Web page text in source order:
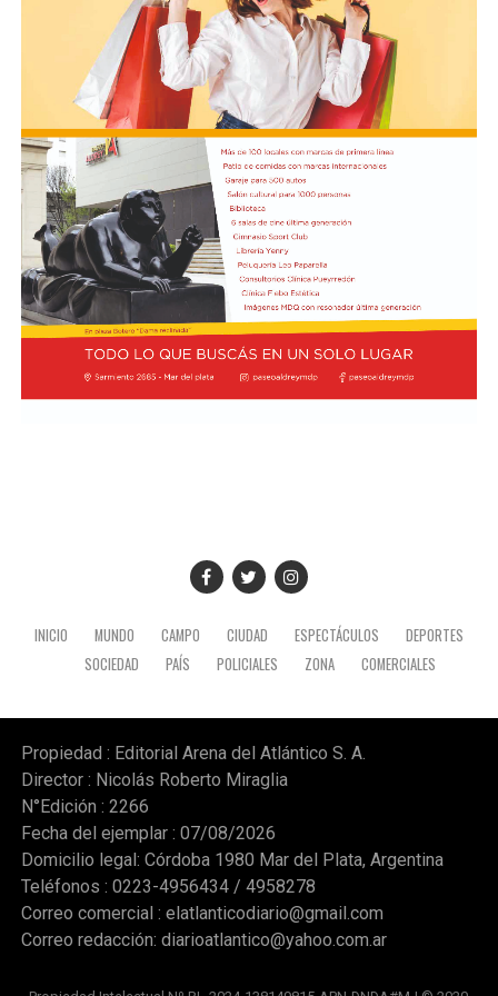
todos los sectores sociales detrás un mismo objetivo,
que este año se enmarca bajo el lema “Puentes hacia el
Bien Común”. Además, valoró la predisposición de CAME
en participar de la Semana Social 2026, que tendrá lugar
del 4 al 6 de septiembre en la ciudad de Córdoba, así
como en torno a la próxima visita del Sumo Pontífice.
Por último, el secretario de Hacienda de CAME, Blas
Taladrid, subrayó la importancia de la realización de la
Semana Social, que anualmente convoca la Comisión
Episcopal de la Pastoral Social, e indicó que miembros
de la entidad pyme de todo el país participarán de la
actividad.
Diab, Braida y Taladrid en la visita a la sede de la
INICIO MUNDO CAMPO CIUDAD ESPECTÁCULOS
DEPORTES
SOCIEDAD
PAÍS POLICIALES ZONA COMERCIALES
Propiedad : Editorial Arena del Atlántico S. A.
Director : Nicolás Roberto Miraglia
N°Edición : 2266
Fecha del ejemplar : 07/08/2026
Domicilio legal: Córdoba 1980 Mar del Plata, Argentina
Teléfonos : 0223-4956434 / 4958278
Correo comercial : elatlanticodiario@gmail.com
Correo redacción: diarioatlantico@yahoo.com.ar